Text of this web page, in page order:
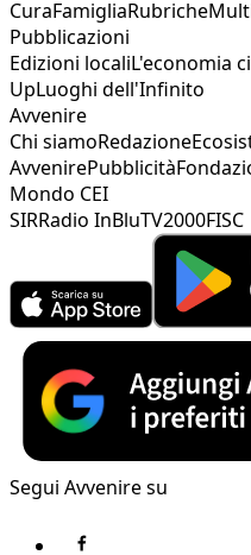
CuraFamigliaRubriche
Pubblicazioni
Edizioni localiL'economia
UpLuoghi dell'Infinito
Avvenire
Chi siamoRedazione
AvvenirePubblicità
Mondo CEI
SIRRadio InBluTV2000FISC
Segui Avvenire su